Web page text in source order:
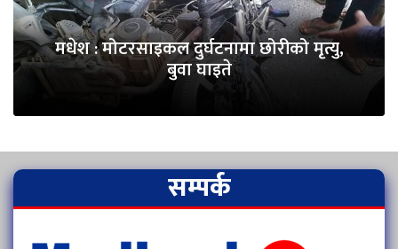
मधेश : मोटरसाइकल दुर्घटनामा छोरीको मृत्यु,
बुवा घाइते
सम्पर्क